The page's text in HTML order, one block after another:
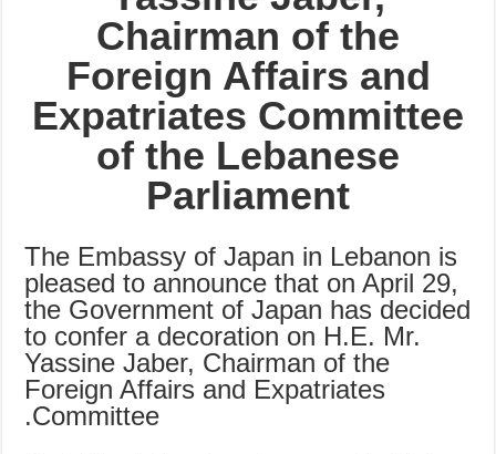
Chairman of the
Foreign Affairs and
Expatriates Committee
of the Lebanese
Parliament
The Embassy of Japan in Lebanon is
pleased to announce that on April 29,
the Government of Japan has decided
to confer a decoration on H.E. Mr.
Yassine Jaber, Chairman of the
Foreign Affairs and Expatriates
Committee.